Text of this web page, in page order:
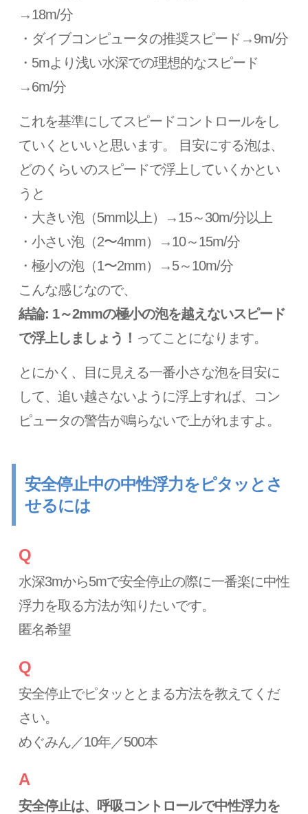
→18m/分
・ダイブコンピュータの推奨スピード→9m/分
・5mより浅い水深での理想的なスピード
→6m/分
これを基準にしてスピードコントロールをし
ていくといいと思います。 目安にする泡は、
どのくらいのスピードで浮上していくかとい
うと
・大きい泡（5mm以上）→15～30m/分以上
・小さい泡（2〜4mm）→10～15m/分
・極小の泡（1〜2mm）→5～10m/分
こんな感じなので、
結論: 1～2mmの極小の泡を越えないスピード
で浮上しましょう！ ってことになります。
とにかく、目に見える一番小さな泡を目安に
して、追い越さないように浮上すれば、コン
ピュータの警告が鳴らないで上がれますよ。
安全停止中の中性浮力をピタッとさ
せるには
Q
水深3mから5mで安全停止の際に一番楽に中性
浮力を取る方法が知りたいです。
匿名希望
Q
安全停止でピタッととまる方法を教えてくだ
さい。
めぐみん／10年／500本
A
安全停止は、呼吸コントロールで中性浮力を